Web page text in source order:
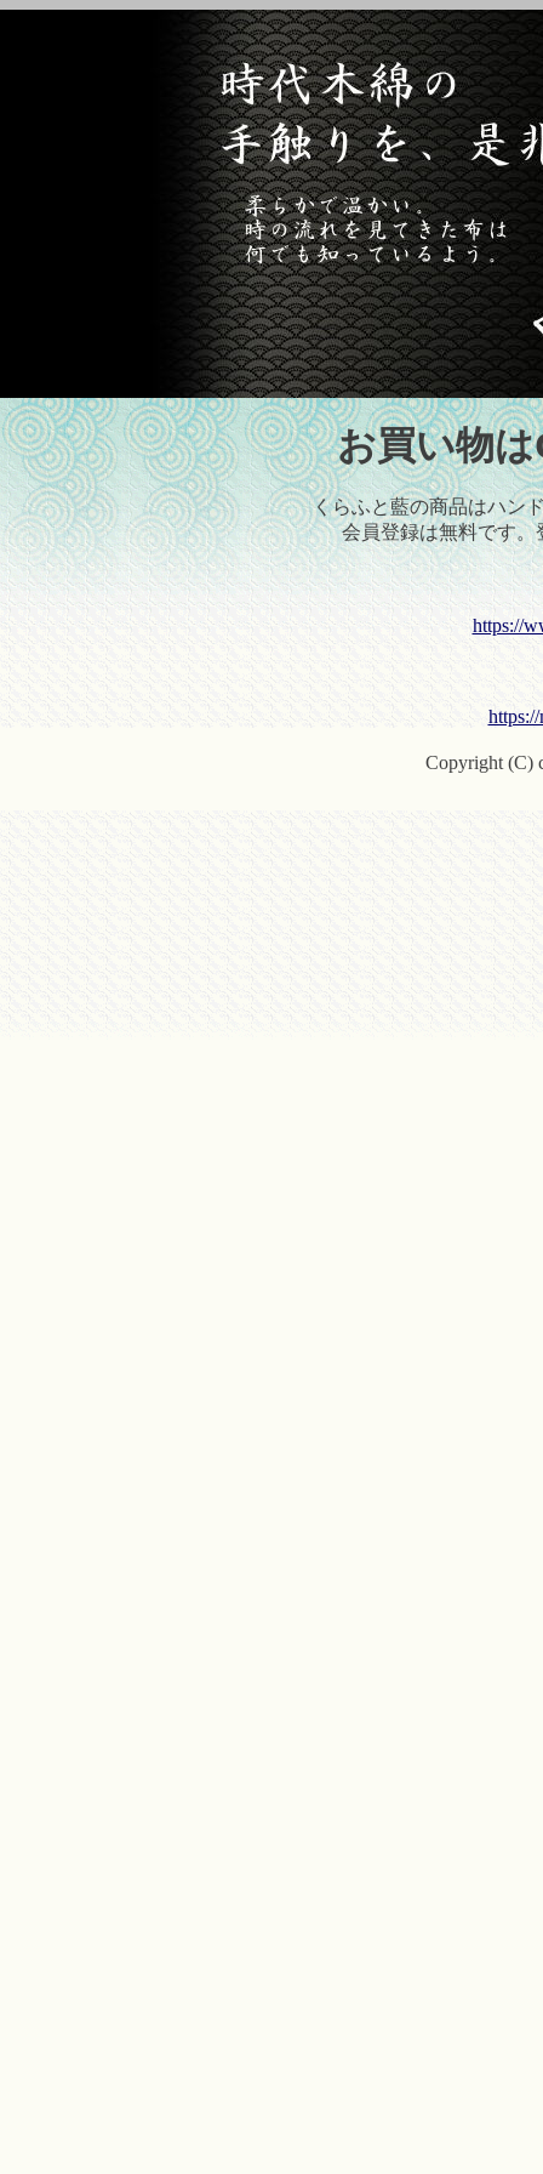
お買い物は
くらふと藍の商品はハン
会員登録は無料です
https://
Copyright (C)